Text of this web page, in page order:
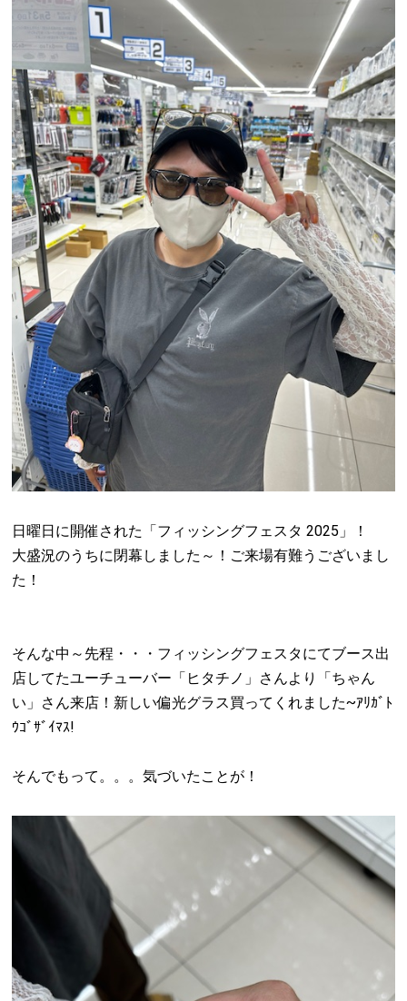
日曜日に開催された「フィッシングフェスタ 2025」！
大盛況のうちに閉幕しました～！ご来場有難うございまし
た！
そんな中～先程・・・フィッシングフェスタにてブース出
店してたユーチューバー「ヒタチノ」さんより「ちゃん
い」さん来店！新しい偏光グラス買ってくれました~ｱﾘｶﾞﾄ
ｳｺﾞｻﾞｲﾏｽ!
そんでもって。。。気づいたことが！